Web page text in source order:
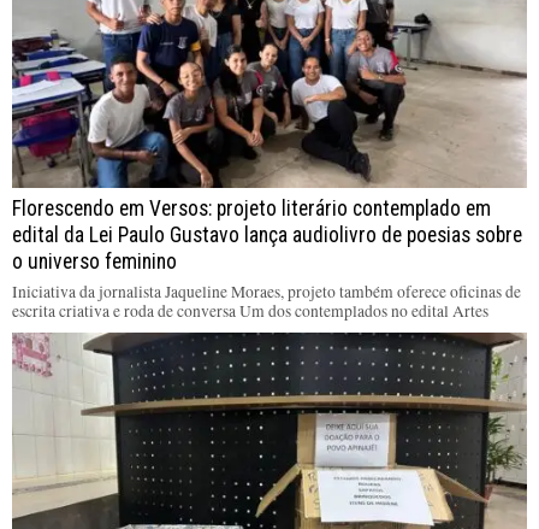
Florescendo em Versos: projeto literário contemplado em
edital da Lei Paulo Gustavo lança audiolivro de poesias sobre
o universo feminino
Iniciativa da jornalista Jaqueline Moraes, projeto também oferece oficinas de
escrita criativa e roda de conversa Um dos contemplados no edital Artes